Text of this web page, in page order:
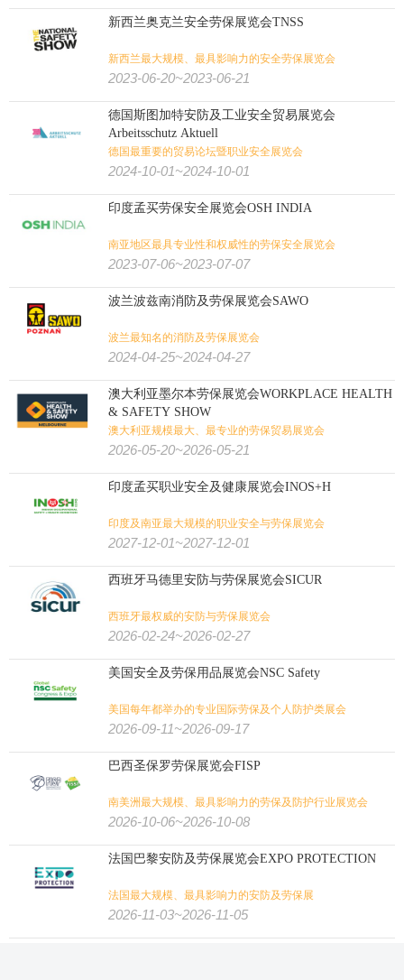
新西兰奥克兰安全劳保展览会TNSS
新西兰最大规模、最具影响力的安全劳保展览会
2023-06-20~2023-06-21
德国斯图加特安防及工业安全贸易展览会
Arbeitsschutz Aktuell
德国最重要的贸易论坛暨职业安全展览会
2024-10-01~2024-10-01
印度孟买劳保安全展览会OSH INDIA
南亚地区最具专业性和权威性的劳保安全展览会
2023-07-06~2023-07-07
波兰波兹南消防及劳保展览会SAWO
波兰最知名的消防及劳保展览会
2024-04-25~2024-04-27
澳大利亚墨尔本劳保展览会WORKPLACE HEALTH
& SAFETY SHOW
澳大利亚规模最大、最专业的劳保贸易展览会
2026-05-20~2026-05-21
印度孟买职业安全及健康展览会INOS+H
印度及南亚最大规模的职业安全与劳保展览会
2027-12-01~2027-12-01
西班牙马德里安防与劳保展览会SICUR
西班牙最权威的安防与劳保展览会
2026-02-24~2026-02-27
美国安全及劳保用品展览会NSC Safety
美国每年都举办的专业国际劳保及个人防护类展会
2026-09-11~2026-09-17
巴西圣保罗劳保展览会FISP
南美洲最大规模、最具影响力的劳保及防护行业展览会
2026-10-06~2026-10-08
法国巴黎安防及劳保展览会EXPO PROTECTION
法国最大规模、最具影响力的安防及劳保展
2026-11-03~2026-11-05